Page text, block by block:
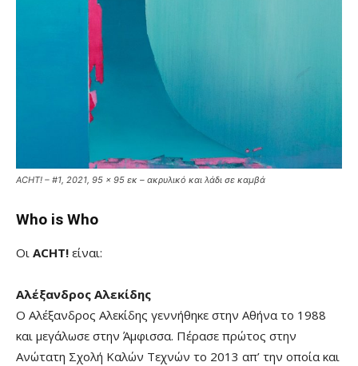
ACHT! – #1, 2021, 95 x 95 εκ – ακρυλικό και λάδι σε καμβά
Who is Who
Οι ACHT! είναι:
Αλέξανδρος Αλεκίδης
Ο Αλέξανδρος Αλεκίδης γεννήθηκε στην Αθήνα το 1988
και μεγάλωσε στην Άμφισσα. Πέρασε πρώτος στην
Ανώτατη Σχολή Καλών Τεχνών το 2013 απ’ την οποία και